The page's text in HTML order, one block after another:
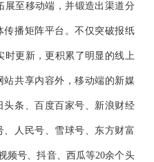
展至移动端，并锻造出渠道分
播矩阵平台。不仅突破报纸
时更新，更积累了明显的线上
共享内容外，移动端的新媒
条、百度百家号、新浪财经
人民号、雪球号、东方财富
频号、抖音、西瓜等20余个头